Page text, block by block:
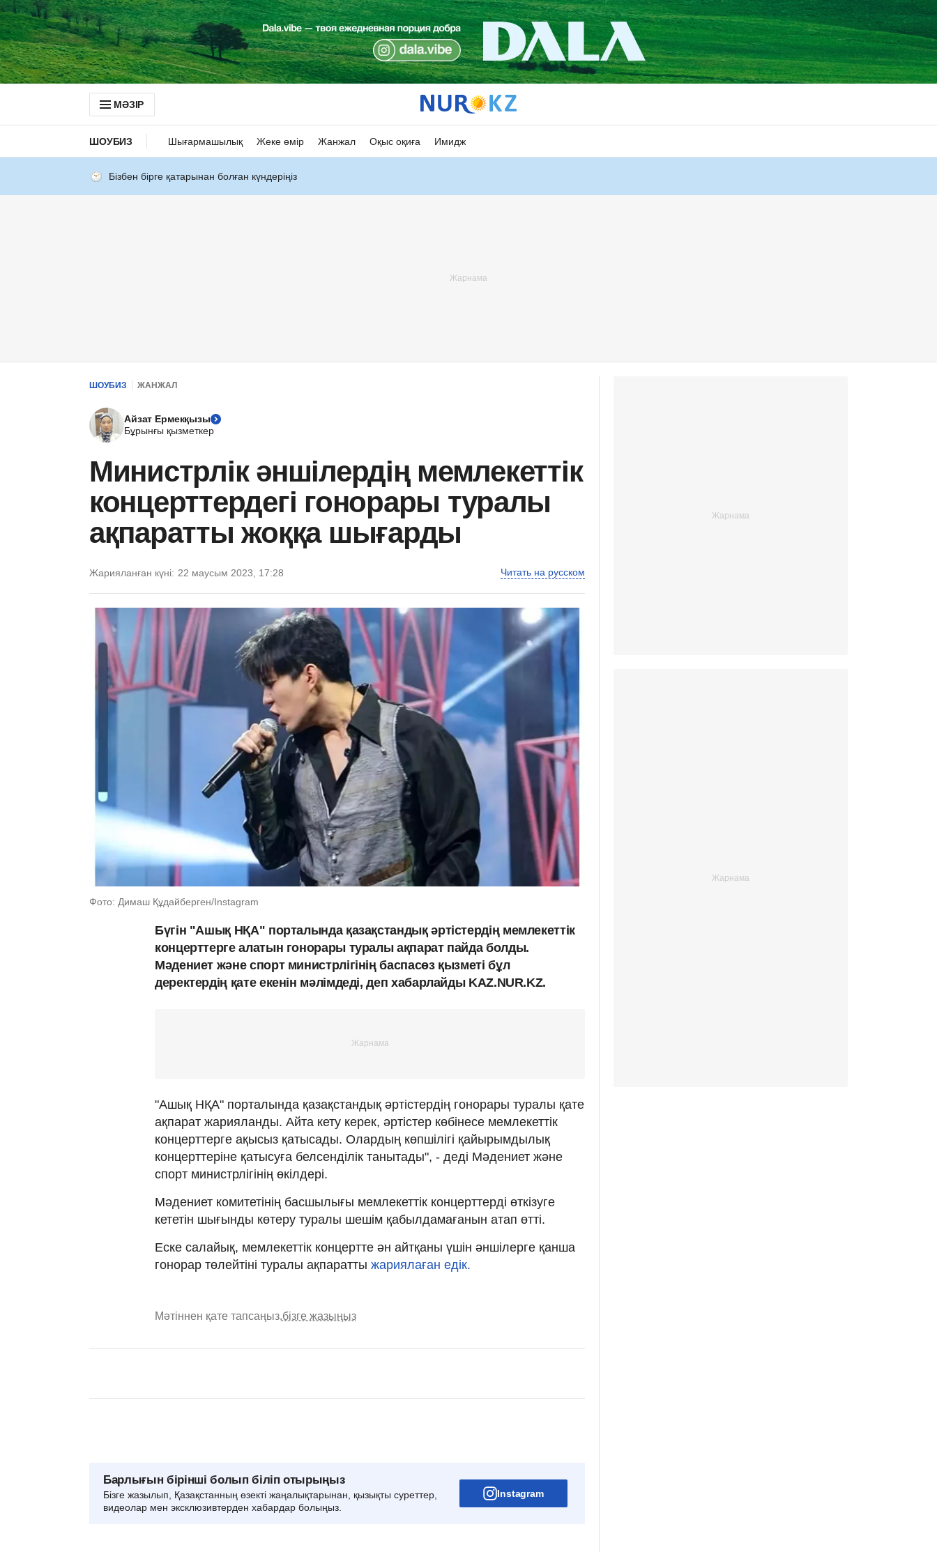
МӘЗІР
ШОУБИЗ Шығармашылық Жеке өмір Жанжал Оқыс оқиға Имидж
Бізбен бірге қатарынан болған күндеріңіз
ШОУБИЗ ЖАНЖАЛ
Айзат Ермекқызы
Бұрынғы қызметкер
Министрлік әншілердің мемлекеттік
концерттердегі гонорары туралы
ақпаратты жоққа шығарды
Жарияланған күні: 22 маусым 2023, 17:28 Читать на русском
Фото: Димаш Құдайберген/Instagram
Бүгін "Ашық НҚА" порталында қазақстандық әртістердің мемлекеттік
концерттерге алатын гонорары туралы ақпарат пайда болды.
Мәдениет және спорт министрлігінің баспасөз қызметі бұл
деректердің қате екенін мәлімдеді, деп хабарлайды KAZ.NUR.KZ.
"Ашық НҚА" порталында қазақстандық әртістердің гонорары туралы қате
ақпарат жарияланды. Айта кету керек, әртістер көбінесе мемлекеттік
концерттерге ақысыз қатысады. Олардың көпшілігі қайырымдылық
концерттеріне қатысуға белсенділік танытады", - деді Мәдениет және
спорт министрлігінің өкілдері.
Мәдениет комитетінің басшылығы мемлекеттік концерттерді өткізуге
кететін шығынды көтеру туралы шешім қабылдамағанын атап өтті.
Еске салайық, мемлекеттік концертте ән айтқаны үшін әншілерге қанша
гонорар төлейтіні туралы ақпаратты жариялаған едік.
Мәтіннен қате тапсаңыз,бізге жазыңыз
Барлығын бірінші болып біліп отырыңыз
Бізге жазылып, Қазақстанның өзекті жаңалықтарынан, қызықты суреттер,
видеолар мен эксклюзивтерден хабардар болыңыз.
Instagram